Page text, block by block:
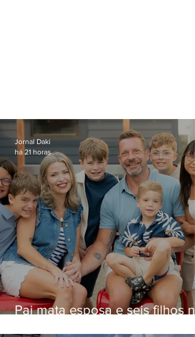
Pai mata esposa e seis filhos
Jornal Daki
há 21 horas